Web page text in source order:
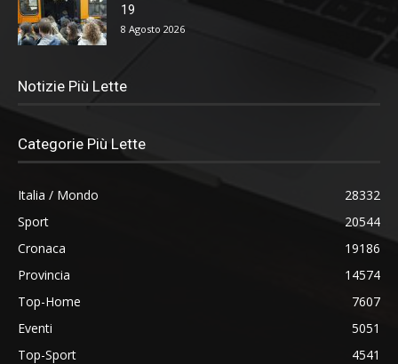
19
8 Agosto 2026
Notizie Più Lette
Categorie Più Lette
Italia / Mondo
28332
Sport
20544
Cronaca
19186
Provincia
14574
Top-Home
7607
Eventi
5051
Top-Sport
4541